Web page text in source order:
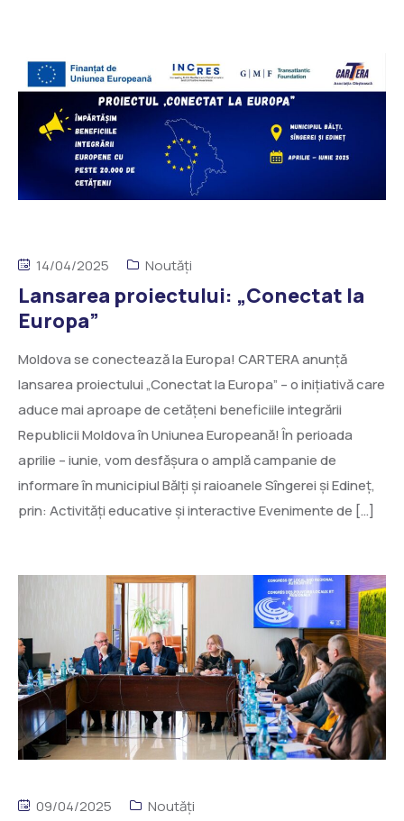
14/04/2025 Noutăți
Lansarea proiectului: „Conectat la
Europa”
Moldova se conectează la Europa! CARTERA anunță
lansarea proiectului „Conectat la Europa” – o inițiativă care
aduce mai aproape de cetățeni beneficiile integrării
Republicii Moldova în Uniunea Europeană! În perioada
aprilie – iunie, vom desfășura o amplă campanie de
informare în municipiul Bălți și raioanele Sîngerei și Edineț,
prin: Activități educative și interactive Evenimente de […]
09/04/2025 Noutăți